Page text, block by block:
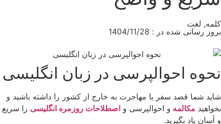
کلمه, لغت
بروز رسانی شده در : 1404/11/28
نحوه احوالپرسی در زبان انگلیسی
شاید شما قصد سفر یا مهاجرت به خارج از کشور را داشته باشید و
بخواهید مکالمه و احوالپرسی و اصطلاحات روزمره انگلیسی را سریع
و آسان یاد بگیرید.